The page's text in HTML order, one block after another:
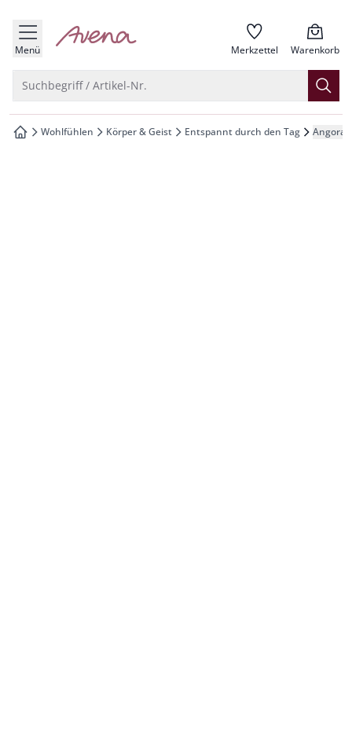
springen
springen
springen
springen
Menü zur Startseite Merkzettel Warenkorb
Suchbegriff / Artikel-Nr.
zur Startseite
Wohlfühlen Körper & Geist Entspannt durch den Tag